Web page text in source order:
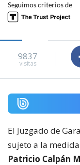
Seguimos criterios de
9837
visitas
El Juzgado de
sujeto a la
Patricio Calpán